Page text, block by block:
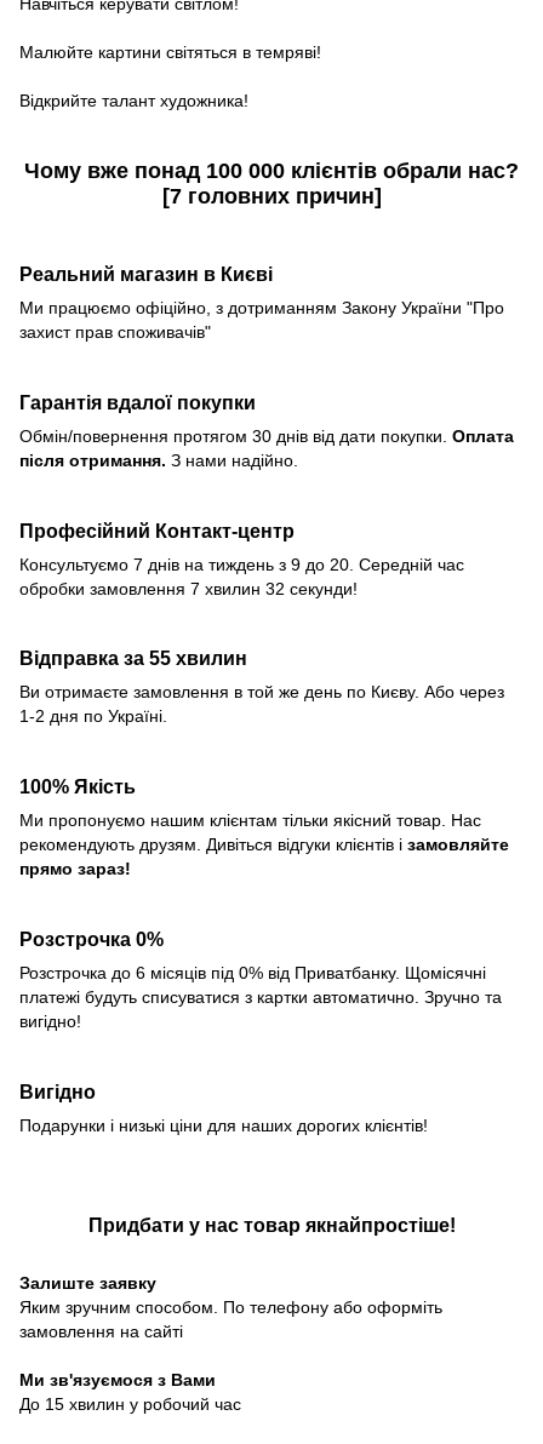
Малюйте картини світяться в темряві!
Відкрийте талант художника!
Чому вже понад 100 000 клієнтів обрали нас?
[7 головних причин]
Реальний магазин в Києві
Ми працюємо офіційно, з дотриманням Закону України "Про
захист прав споживачів"
Гарантія вдалої покупки
Обмін/повернення протягом 30 днів від дати покупки. Оплата
після отримання. З нами надійно.
Професійний Контакт-центр
Консультуємо 7 днів на тиждень з 9 до 20. Середній час
обробки замовлення 7 хвилин 32 секунди!
Відправка за 55 хвилин
Ви отримаєте замовлення в той же день по Києву. Або через
1-2 дня по Україні.
100% Якість
Ми пропонуємо нашим клієнтам тільки якісний товар. Нас
рекомендують друзям. Дивіться відгуки клієнтів і замовляйте
прямо зараз!
Розстрочка 0%
Розстрочка до 6 місяців під 0% від Приватбанку. Щомісячні
платежі будуть списуватися з картки автоматично. Зручно та
вигідно!
Вигідно
Подарунки і низькі ціни для наших дорогих клієнтів!
Придбати у нас товар якнайпростіше!
Залиште заявку
Яким зручним способом. По телефону або оформіть
замовлення на сайті
Ми зв'язуємося з Вами
До 15 хвилин у робочий час